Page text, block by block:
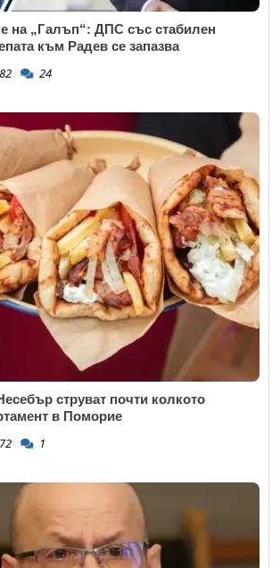
на „Галъп“: ДПС със стабилен
към Радев се запазва
82 24
струват почти колкото
в Поморие
72 1